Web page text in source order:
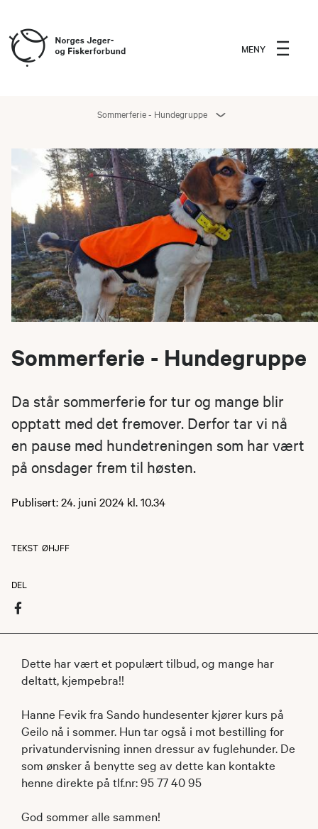
MENY
Sommerferie - Hundegruppe
Sommerferie - Hundegruppe
Da står sommerferie for tur og mange blir
opptatt med det fremover. Derfor tar vi nå
en pause med hundetreningen som har vært
på onsdager frem til høsten.
Publisert: 24. juni 2024 kl. 10.34
TEKST ØHJFF
DEL
Dette har vært et populært tilbud, og mange har
deltatt, kjempebra!!
Hanne Fevik fra Sando hundesenter kjører kurs på
Geilo nå i sommer. Hun tar også i mot bestilling for
privatundervisning innen dressur av fuglehunder. De
som ønsker å benytte seg av dette kan kontakte
henne direkte på tlf.nr: 95 77 40 95
God sommer alle sammen!